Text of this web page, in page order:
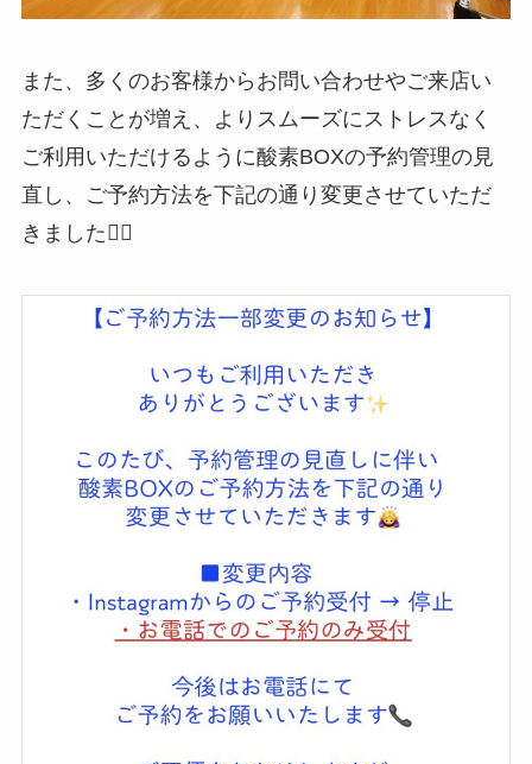
また、多くのお客様からお問い合わせやご来店い
ただくことが増え、よりスムーズにストレスなく
ご利用いただけるように酸素BOXの予約管理の見
直し、ご予約方法を下記の通り変更させていただ
きました🙇‍♀️